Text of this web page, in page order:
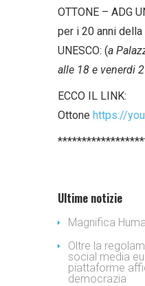
OTTONE – ADG
per i 20 anni
UNESCO: (a
alle 18 e venerdi
ECCO IL LINK:
Ottone https://
Ultime notizie
Magnifica
Oltre la
social media
piattaforme
democrazia